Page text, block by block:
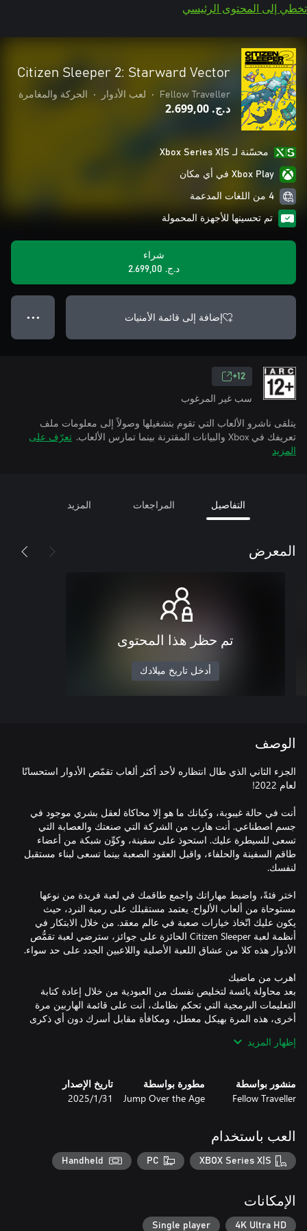
تخطي إلى المحتوى الرئيسي
Citizen Sleeper 2: Starward Vector
Fellow Traveller
• لعب الأدوار • الحركة والمغامرة
د.ج.‏ 2.699,00
محسّنة لـ Xbox Series X|S
Xbox Play في أي مكان
4 من اللغات المدعمة
تم تحسينها للأجهزة المحمولة
شراء
د.ج.‏ 2.699,00
إضافة إلى قائمة الأمنيات ● ● ●
12+
سب غير المرغوب
يتلقى ناشرو الألعاب التي تقوم بتشغيلها وصولاً إلى معلومات ملف
تعريفك في Xbox والبيانات المقترنة بينما تمارس الألعاب.
تعرّف على
المزيد
التفاصيل المراجعات المزيد
المعرض
تم حظر هذا المحتوى
أدخل تاريخ ميلادك
الوصف
الجزء الثاني الذي طال انتظاره لأحد أكثر ألعاب تقمّص الأدوار استحسانًا
أنت في حالة غيبوبة، وكيانك ما هو إلا محاكاة لعقل بشري موجود في
جسم اصطناعي. أنت هارب من الشركة التي صنعتك والعصابة التي
تسعى للسيطرة عليك. استحوذ على سفينة، وكوِّن شبكة من أعضاء
طاقم السفينة والحلفاء، واقبل العقود الصعبة بينما تسعى لبناء مستقبل
اختر فئةً، واضبط مهاراتك واجمع طاقمك في لعبة فريدة من نوعها
مستوحاة من ألعاب الألواح. يعتمد مستقبلك على رمية النرد، حيث
يكون عليك اتّخاذ خيارات صعبة في عالم معقد. من خلال الابتكار في
أنظمة لعبة Citizen Sleeper الحائزة على جوائز، سترضي لعبة تقمُّص
بعد محاولة يائسة لتخليص نفسك من العبودية من خلال إعادة كتابة
التعليمات البرمجية التي تحكم نظامك، أنت على قائمة الهاربين مرة
أخرى، هذه المرة بهيكل معطل، ومكافأة مقابل أسرك دون أي ذكرى
الثاني من اللعبة. تحكَّم في مستوى إجهادك أو اجعل نردك يتلقّى
الضرر. تعامل مع الأخطاء عند ظهورها في نظامك. ادفع نفسك نحو
تتمتع كل فئة من فئات الشخصيات الآن بقدرة "دفع" فريدة من نوعها
يمكن أن تساعدك على تحويل مسار مهمة صعبة أو إرسالك إلى
إظهار المزيد
منشور بواسطة
Fellow Traveller
مطورة بواسطة
Jump Over the Age
تاريخ الإصدار
31‏/1‏/2025
العب باستخدام
XBOX Series X|S
PC
Handheld
الإمكانات
4K Ultra HD
Single player